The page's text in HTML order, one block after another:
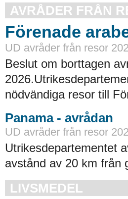
AVRÅDER FRÅN
Förenade
UD avråder från resor
Beslut om borttagen
nödvändiga resor till
Panama - avrådan
UD avråder från resor
Utrikesdepartementet
avstånd av 20 km från
LIVSMEDEL